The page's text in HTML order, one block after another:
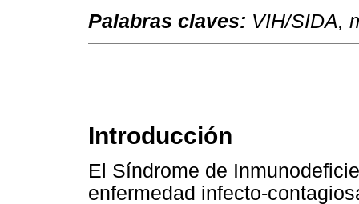
Palabras claves: VIH/SIDA,
Introducción
El Síndrome de
enfermedad infecto-